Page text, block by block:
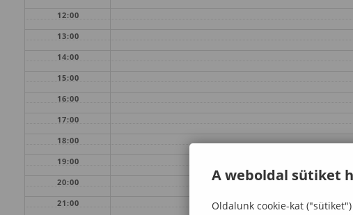
12:00
13:00
14:00
15:00
16:00
17:00
18:00
19:00
20:00
21:00
A weboldal sütiket
Oldalunk cookie-kat